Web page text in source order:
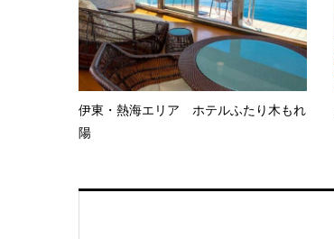
伊東・熱海エリア ホテルふたり木もれ
陽